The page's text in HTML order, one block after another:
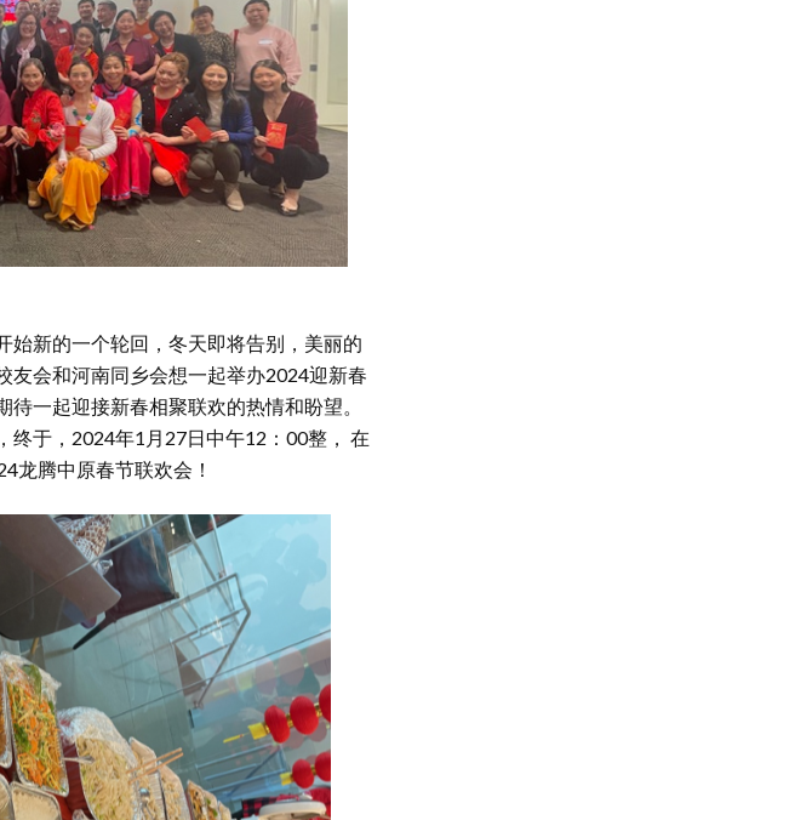
始新的一个轮回，冬天即将告别，美丽的
友会和河南同乡会想一起举办2024迎新春
一起迎接新春相聚联欢的热情和盼望。
终于，2024年1月27日中午12：00整， 在
龙腾中原春节联欢会！